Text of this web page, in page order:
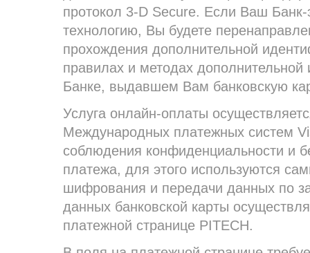
протокол 3-D Secure. Если Ваш
технологию, Вы будете
прохождения дополнительной
правилах и методах дополнительной
Банке, выдавшем Вам банковскую
Услуга онлайн-оплаты
Международных платежных систем
соблюдения конфиденциальности и
платежа, для этого используются
шифрования и передачи данных по
данных банковской карты
платежной странице PITECH.